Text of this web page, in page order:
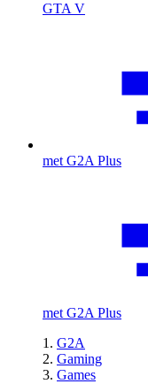
GTA V
met G2A Plus
met G2A Plus
G2A
Gaming
Games